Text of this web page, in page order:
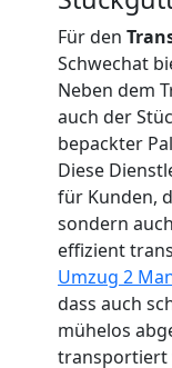
Für den
Schwechat
Neben dem
auch der
bepackter
Diese
für Kunden,
sondern
effizient
Umzug 2
dass auch
mühelos
transportiert
Kleiner
Umzug